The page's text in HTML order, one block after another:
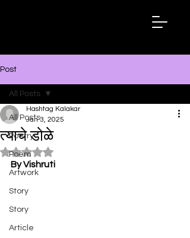
Post
All Posts
Poetry
Poem
Artwork
Story
Story
Article
All Posts
त्याचे डोळे
Hashtag Kalakar
Jan 3, 2025
Rated NaN out of 5 stars.
By Vishruti